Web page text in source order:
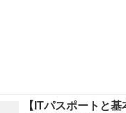
【ITパスポートと